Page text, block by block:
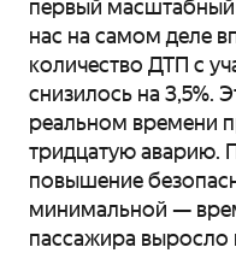
первый масштабный
нас на самом деле
количество ДТП с
снизилось на 3,5%.
реальном времени
тридцатую аварию.
повышение
минимальной —
пассажира выросло